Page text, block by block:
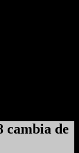
cambia de